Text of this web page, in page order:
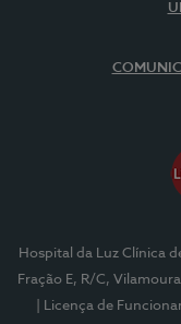
Hospital da Luz Clínica
Fração E, R/C,
| Licença de